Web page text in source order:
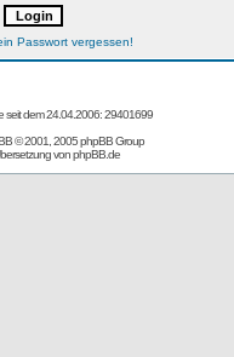
Passwort vergessen!
seit dem 24.04.2006: 29401699
© 2001, 2005 phpBB Group
vonphpBB.de